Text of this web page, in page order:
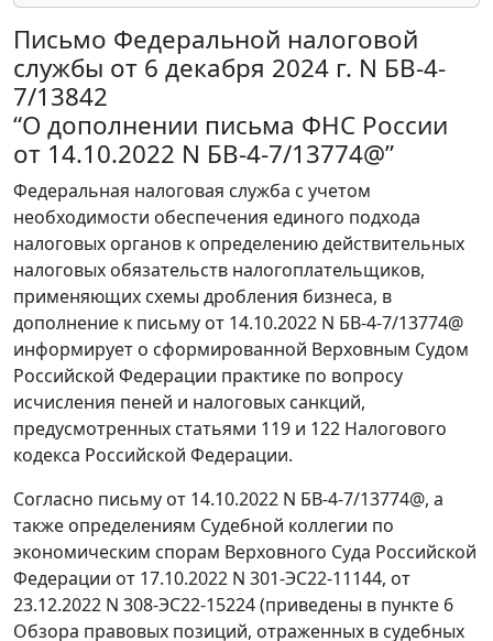
Письмо Федеральной налоговой
службы от 6 декабря 2024 г. N БВ-4-
7/13842
“О дополнении письма ФНС России
от 14.10.2022 N БВ-4-7/13774@”
Федеральная налоговая служба с учетом
необходимости обеспечения единого подхода
налоговых органов к определению действительных
налоговых обязательств налогоплательщиков,
применяющих схемы дробления бизнеса, в
дополнение к письму от 14.10.2022 N БВ-4-7/13774@
информирует о сформированной Верховным Судом
Российской Федерации практике по вопросу
исчисления пеней и налоговых санкций,
предусмотренных статьями 119 и 122 Налогового
кодекса Российской Федерации.
Согласно письму от 14.10.2022 N БВ-4-7/13774@, а
также определениям Судебной коллегии по
экономическим спорам Верховного Суда Российской
Федерации от 17.10.2022 N 301-ЭС22-11144, от
23.12.2022 N 308-ЭС22-15224 (приведены в пункте 6
Обзора правовых позиций, отраженных в судебных